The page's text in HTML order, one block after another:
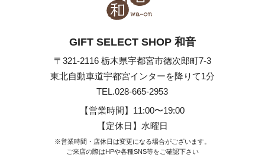
GIFT SELECT SHOP 和音
〒321-2116 栃木県宇都宮市徳次郎町7-3
東北自動車道宇都宮インターを降りて1分
TEL.028-665-2953
【営業時間】 11:00〜19:00
【定休日】水曜日
※営業時間・店休日は変更になる場合がございます。
ご来店の際はHPや各種SNS等をご確認下さい